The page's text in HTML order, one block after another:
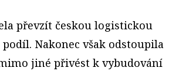
převzít českou logistickou
Nakonec však odstoupila
jiné přivést k vybudování